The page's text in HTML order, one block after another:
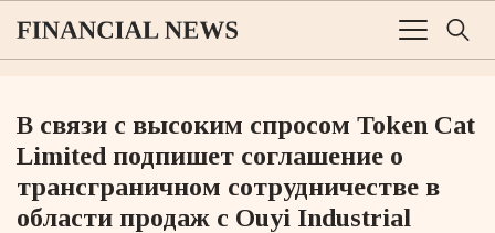
В связи с высоким спросом Token Cat
Limited подпишет соглашение о
трансграничном сотрудничестве в
области продаж с Ouyi Industrial